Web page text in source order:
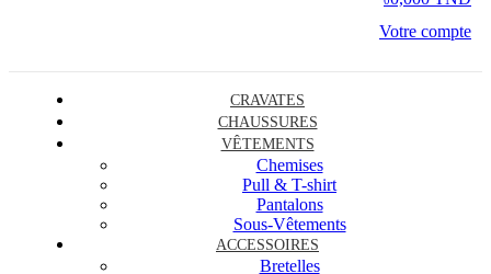
Votre compte
CRAVATES
CHAUSSURES
VÊTEMENTS
Chemises
Pull & T-shirt
Pantalons
Sous-Vêtements
ACCESSOIRES
Bretelles